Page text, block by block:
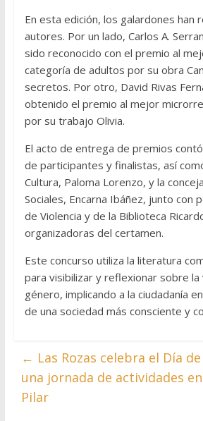
En esta edición, los galardones han
autores. Por un lado, Carlos A.
sido reconocido con el premio al
categoría de adultos por su obra
secretos. Por otro, David Rivas
obtenido el premio al mejor
por su trabajo Olivia.
El acto de entrega de premios
de participantes y finalistas, así
Cultura, Paloma Lorenzo, y la
Sociales, Encarna Ibáñez, junto con
de Violencia y de la Biblioteca
organizadoras del certamen.
Este concurso utiliza la literatura
para visibilizar y reflexionar sobre la
género, implicando a la ciudadanía
de una sociedad más consciente y
← Las Rozas celebra el Día
una jornada de actividades
Pilar